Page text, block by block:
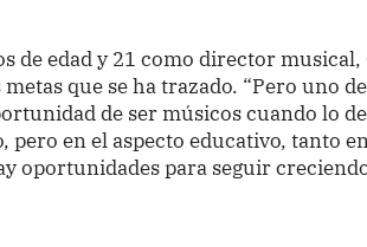
de edad y 21 como director
metas que se ha trazado. “Pero uno
de ser músicos cuando lo
pero en el aspecto educativo, tanto
oportunidades para seguir